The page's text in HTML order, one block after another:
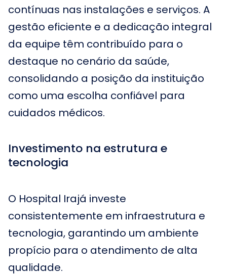
contínuas nas instalações e serviços. A
gestão eficiente e a dedicação integral
da equipe têm contribuído para o
destaque no cenário da saúde,
consolidando a posição da instituição
como uma escolha confiável para
cuidados médicos.
Investimento na estrutura e
tecnologia
O Hospital Irajá investe
consistentemente em infraestrutura e
tecnologia, garantindo um ambiente
propício para o atendimento de alta
qualidade.